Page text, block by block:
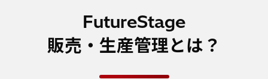
FutureStage
販売・生産管理とは？